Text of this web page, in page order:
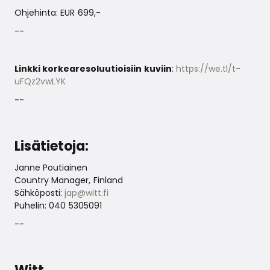
Ohjehinta: EUR 699,-
--
Linkki korkearesoluutioisiin kuviin: https://we.tl/t-
uFQz2vwLYK
--
Lisätietoja:
Janne Poutiainen
Country Manager, Finland
Sähköposti:jap@witt.fi
Puhelin: 040 5305091
--